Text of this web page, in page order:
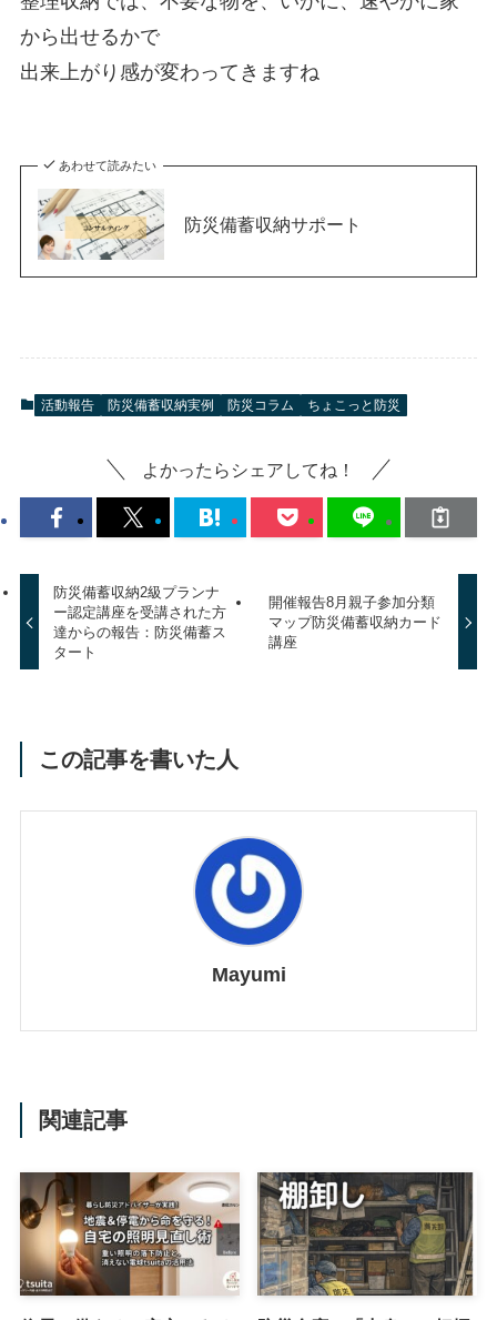
から出せるかで
出来上がり感が変わってきますね
あわせて読みたい
防災備蓄収納サポート
活動報告 防災備蓄収納実例 防災コラム ちょこっと防災
よかったらシェアしてね！
防災備蓄収納2級プランナ
ー認定講座を受講された方
達からの報告：防災備蓄ス
タート
開催報告8月親子参加分類
マップ防災備蓄収納カード
講座
この記事を書いた人
Mayumi
関連記事